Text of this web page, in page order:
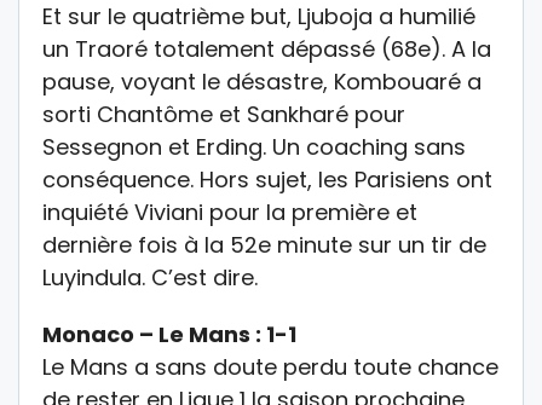
Et sur le quatrième but, Ljuboja a humilié
un Traoré totalement dépassé (68e). A la
pause, voyant le désastre, Kombouaré a
sorti Chantôme et Sankharé pour
Sessegnon et Erding. Un coaching sans
conséquence. Hors sujet, les Parisiens ont
inquiété Viviani pour la première et
dernière fois à la 52e minute sur un tir de
Luyindula. C’est dire.
Monaco – Le Mans : 1-1
Le Mans a sans doute perdu toute chance